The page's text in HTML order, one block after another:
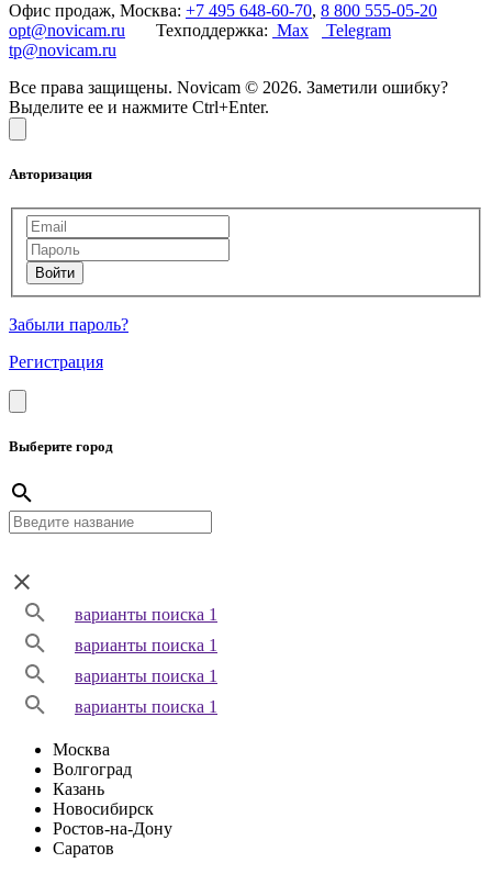
Офис продаж, Москва: +7 495 648-60-70, 8 800 555-05-20
opt@novicam.ru Техподдержка: Max
Telegram
tp@novicam.ru
Все права защищены. Novicam © 2026. Заметили ошибку?
Выделите ее и нажмите Ctrl+Enter.
Авторизация
Забыли пароль?
Регистрация
Выберите город
варианты поиска 1
варианты поиска 1
варианты поиска 1
варианты поиска 1
Москва
Волгоград
Казань
Новосибирск
Ростов-на-Дону
Саратов